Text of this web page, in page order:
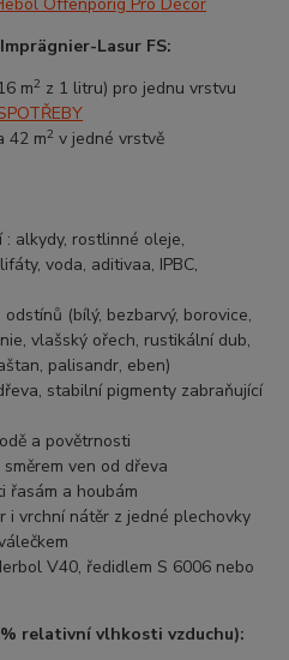
Imprägnier-Lasur FS:
m2 z 1 litru) pro jednu vrstvu
42 m2 v jedné vrstvě
: alkydy, rostlinné oleje,
voda, aditivaa, IPBC,
(bílý, bezbarvý, borovice,
vlašský ořech, rustikální dub,
palisandr, eben)
stabilní pigmenty zabraňující
a povětrnosti
ven od dřeva
řasám a houbám
i vrchní nátěr z jedné plechovky
V40, ředidlem S 6006 nebo
relativní vlhkosti vzduchu):